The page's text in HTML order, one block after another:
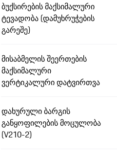
ბუქსირების მაქსიმალური
ტევადობა (დამუხრუჭების
გარეშე)
მისაბმელის შეერთების
მაქსიმალური
ვერტიკალური დატვირთვა
დახურული ბარგის
განყოფილების მოცულობა
(V210-2)